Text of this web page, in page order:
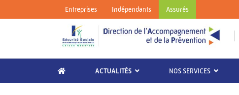
Entreprises Indépendants Assurés
ACTUALITÉS NOS SERVICES